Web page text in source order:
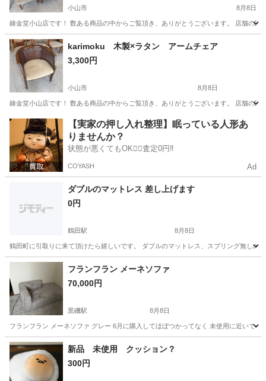
小山市 8月8日
錬金堂小山店です！ 数ある商品の中からご覧頂き、ありがとうございます。 店舗の
栃木 小山市 karimoku
karimoku 木製×ラタン アームチェア
3,300円
小山市 8月8日
錬金堂小山店です！ 数ある商品の中からご覧頂き、ありがとうございます。 店舗の
栃木 小山市 椅子
【実家の押し入れ整理】眠っている人形あ
りませんか？
状態が悪くてもOK🙆‍♀️査定0円‼️
COYASH Ad
ダブルのマットレス 差し上げます
0円
鶴田駅 8月8日
鶴田町に引取りに来て頂けたら嬉しいです。 ダブルのマットレス、スプリング無しの
栃木 宇都宮市 鶴田駅 寝具
フランフラン メーネソファ
70,000円
黒磯駅 8月8日
フランフラン メーネソファ グレー 6月に購入してほぼつかってなく 未使用に近いです
栃木 那須塩原市 黒磯駅 ソファ
新品 未使用 クッション？
300円